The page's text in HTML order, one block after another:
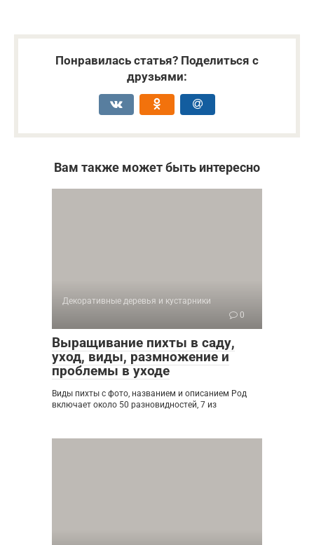
Понравилась статья? Поделиться с
друзьями:
Вам также может быть интересно
Декоративные деревья и кустарники
0
Выращивание пихты в саду,
уход, виды, размножение и
проблемы в уходе
Виды пихты с фото, названием и описанием Род
включает около 50 разновидностей, 7 из